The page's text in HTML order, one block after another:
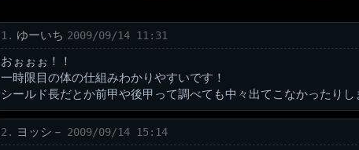
1. ゆーいち 2009/09/14 11:31
おぉぉぉ！！
一時限目の体の仕組みわかりやすいです！
シールド長だとか前甲や後甲って調べても中々出てこなかったりし
2. ヨッシ－ 2009/09/14 15:14